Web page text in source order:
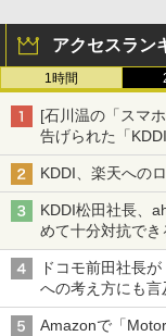
アクセスラン
1時間
[石川温の「スマ
告げられた「
穴と楽天モバイル
KDDI、楽天への
KDDI松田社長、
めて十分対抗でき
ドコモ前田社長
への考え方にも言
Amazonで「